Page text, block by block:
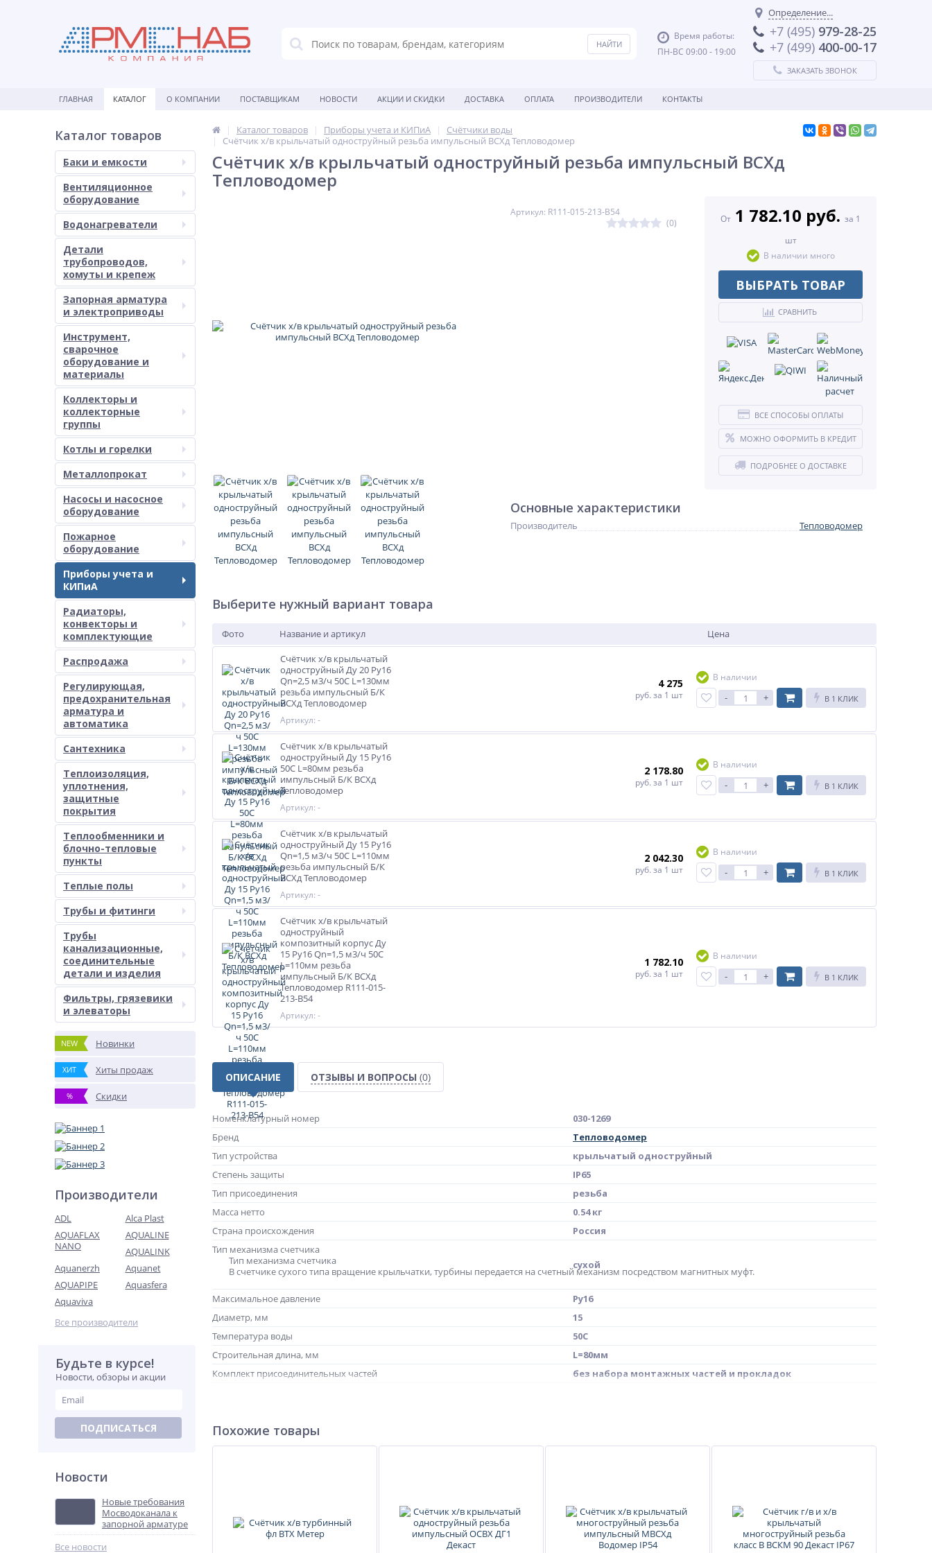
Время работы:
ПН-ВС 09:00 - 19:00
Определение...
+7 (495) 979-28-25
+7 (499) 400-00-17
ЗАКАЗАТЬ ЗВОНОК
ГЛАВНАЯ КАТАЛОГ О КОМПАНИИ ПОСТАВЩИКАМ НОВОСТИ АКЦИИ И СКИДКИ ДОСТАВКА ОПЛАТА ПРОИЗВОДИТЕЛИ КОНТАКТЫ
Каталог товаров
Баки и емкости
Вентиляционное
оборудование
Водонагреватели
Детали
трубопроводов,
хомуты и крепеж
Запорная арматура
и электроприводы
Инструмент,
сварочное
оборудование и
материалы
Коллекторы и
коллекторные
группы
Котлы и горелки
Металлопрокат
Насосы и насосное
оборудование
Пожарное
оборудование
Приборы учета и
КИПиА
Радиаторы,
конвекторы и
комплектующие
Распродажа
Регулирующая,
предохранительная
арматура и
автоматика
Сантехника
Теплоизоляция,
уплотнения,
защитные
покрытия
Теплообменники и
блочно-тепловые
пункты
Теплые полы
Трубы и фитинги
Трубы
канализационные,
соединительные
детали и изделия
Фильтры, грязевики
и элеваторы
NEW Новинки
ХИТ Хиты продаж
% Скидки
Производители
ADL
Alca Plast
AQUAFLAX
NANO
AQUALINE
AQUALINK
Aquanerzh
Aquanet
AQUAPIPE
Aquasfera
Aquaviva
Все производители
Будьте в курсе!
Новости, обзоры и акции
ПОДПИСАТЬСЯ
Новости
Новые требования
Мосводоканала к
запорной арматуре
Все новости
Каталог товаров Приборы учета и КИПиА
Счётчики воды
Счётчик х/в крыльчатый одноструйный резьба импульсный ВСХд Тепловодомер
Счётчик х/в крыльчатый одноструйный резьба импульсный ВСХд
Тепловодомер
Артикул: R111-015-213-B54
(0)
От 1 782.10 руб. за 1
шт
В наличии много
ВЫБРАТЬ ТОВАР
СРАВНИТЬ
ВСЕ СПОСОБЫ ОПЛАТЫ
МОЖНО ОФОРМИТЬ В КРЕДИТ
ПОДРОБНЕЕ О ДОСТАВКЕ
Основные характеристики
Производитель Тепловодомер
Выберите нужный вариант товара
Фото Название и артикул
Цена
Счётчик х/в крыльчатый
одноструйный Ду 20 Ру16
Qn=2,5 м3/ч 50С L=130мм
резьба импульсный Б/К
ВСХд Тепловодомер
Артикул: -
4 275
руб. за 1 шт
В наличии
- + В 1 КЛИК
Счётчик х/в крыльчатый
одноструйный Ду 15 Ру16
50С L=80мм резьба
импульсный Б/К ВСХд
Тепловодомер
Артикул: -
2 178.80
руб. за 1 шт
В наличии
- + В 1 КЛИК
Счётчик х/в крыльчатый
одноструйный Ду 15 Ру16
Qn=1,5 м3/ч 50С L=110мм
резьба импульсный Б/К
ВСХд Тепловодомер
Артикул: -
2 042.30
руб. за 1 шт
В наличии
- + В 1 КЛИК
Счётчик х/в крыльчатый
одноструйный
композитный корпус Ду
15 Ру16 Qn=1,5 м3/ч 50С
L=110мм резьба
импульсный Б/К ВСХд
Тепловодомер R111-015-
213-B54
Артикул: -
1 782.10
руб. за 1 шт
В наличии
- + В 1 КЛИК
ОПИСАНИЕ ОТЗЫВЫ И ВОПРОСЫ (0)
Номенклатурный номер
030-1269
Бренд
Тепловодомер
Тип устройства
крыльчатый одноструйный
Степень защиты
IP65
Тип присоединения
резьба
Масса нетто
0.54 кг
Страна происхождения
Россия
Тип механизма счетчика
Тип механизма счетчика
В счетчике сухого типа вращение крыльчатки, турбины передается на счетный механизм посредством магнитных муфт.
сухой
Максимальное давление
Ру16
Диаметр, мм
15
Температура воды
50С
Строительная длина, мм
L=80мм
Комплект присоединительных частей
без набора монтажных частей и прокладок
Похожие товары